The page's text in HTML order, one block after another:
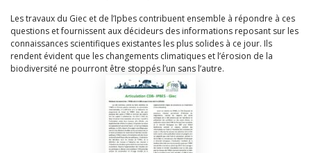
Les travaux du Giec et de l’Ipbes contribuent ensemble à répondre à ces
questions et fournissent aux décideurs des informations reposant sur les
connaissances scientifiques existantes les plus solides à ce jour. Ils
rendent évident que les changements climatiques et l’érosion de la
biodiversité ne pourront être stoppés l’un sans l’autre.